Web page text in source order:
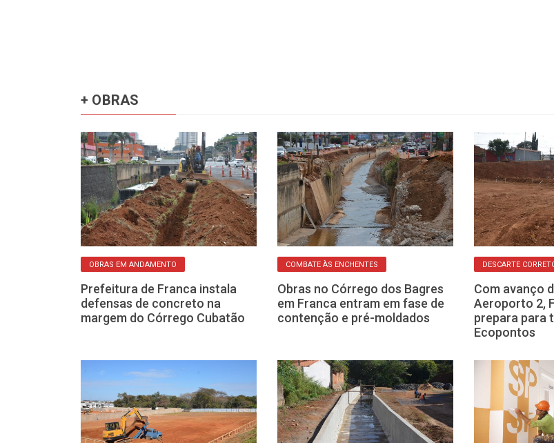
+ OBRAS
OBRAS EM ANDAMENTO
Prefeitura de Franca instala
defensas de concreto na
margem do Córrego Cubatão
COMBATE ÀS ENCHENTES
Obras no Córrego dos Bagres
em Franca entram em fase de
contenção e pré-moldados
DESCARTE
Com avanço
Aeroporto 2,
prepara para
Ecopontos